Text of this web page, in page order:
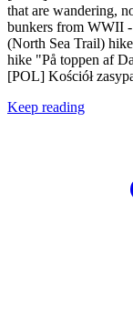
that are wandering,
bunkers from WWII
(North Sea Trail)
hike "På toppen af
[POL] Kościół
Keep reading